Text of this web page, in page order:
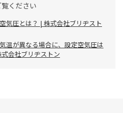
ください
気圧とは？ | 株式会社ブリヂスト
温が異なる場合に、設定空気圧は
会社ブリヂストン